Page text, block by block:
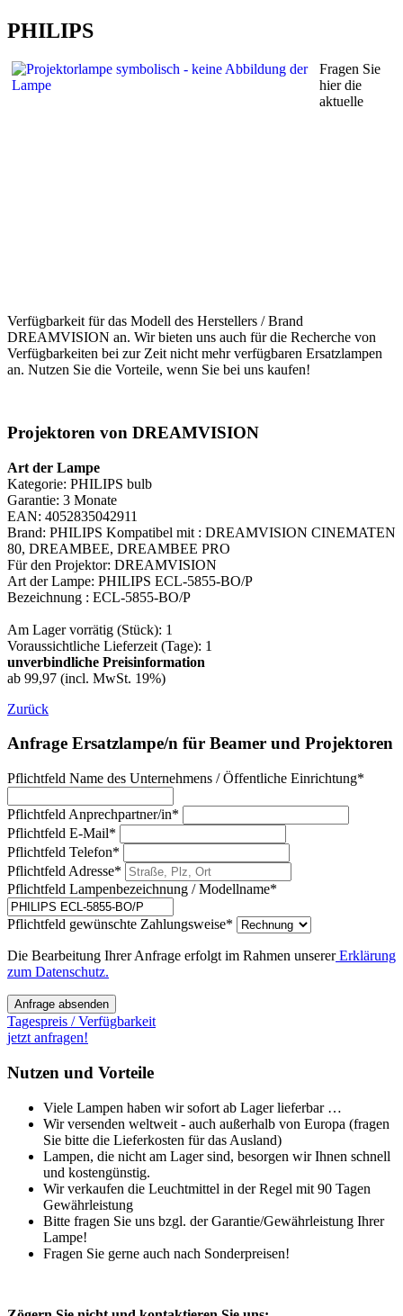
PHILIPS
Fragen Sie
hier die
aktuelle
Verfügbarkeit für das Modell des Herstellers / Brand
DREAMVISION an. Wir bieten uns auch für die Recherche von
Verfügbarkeiten bei zur Zeit nicht mehr verfügbaren Ersatzlampen
an. Nutzen Sie die Vorteile, wenn Sie bei uns kaufen!
Projektoren von DREAMVISION
Art der Lampe
Kategorie: PHILIPS bulb
Garantie: 3 Monate
EAN: 4052835042911
Brand: PHILIPS Kompatibel mit : DREAMVISION CINEMATEN
80, DREAMBEE, DREAMBEE PRO
Für den Projektor: DREAMVISION
Art der Lampe: PHILIPS ECL-5855-BO/P
Bezeichnung : ECL-5855-BO/P
Am Lager vorrätig (Stück): 1
Voraussichtliche Lieferzeit (Tage): 1
unverbindliche Preisinformation
ab 99,97 (incl. MwSt. 19%)
Zurück
Anfrage Ersatzlampe/n für Beamer und Projektoren
Pflichtfeld Name des Unternehmens / Öffentliche Einrichtung*
Pflichtfeld Anprechpartner/in*
Pflichtfeld E-Mail*
Pflichtfeld Telefon*
Pflichtfeld Adresse*
Pflichtfeld Lampenbezeichnung / Modellname*
Pflichtfeld gewünschte Zahlungsweise*
Die Bearbeitung Ihrer Anfrage erfolgt im Rahmen unsererErklärung
zum Datenschutz.
Anfrage absenden
Tagespreis / Verfügbarkeit
jetzt anfragen!
Nutzen und Vorteile
Viele Lampen haben wir sofort ab Lager lieferbar …
Wir versenden weltweit - auch außerhalb von Europa (fragen
Sie bitte die Lieferkosten für das Ausland)
Lampen, die nicht am Lager sind, besorgen wir Ihnen schnell
und kostengünstig.
Wir verkaufen die Leuchtmittel in der Regel mit 90 Tagen
Gewährleistung
Bitte fragen Sie uns bzgl. der Garantie/Gewährleistung Ihrer
Lampe!
Fragen Sie gerne auch nach Sonderpreisen!